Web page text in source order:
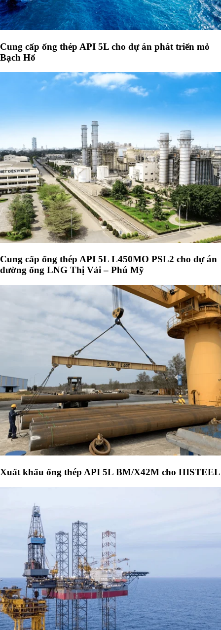
Cung cấp ống thép API 5L cho dự án phát triển mỏ
Bạch Hổ
Cung cấp ống thép API 5L L450MO PSL2 cho dự án
đường ống LNG Thị Vải – Phú Mỹ
Xuất khẩu ống thép API 5L BM/X42M cho HISTEEL